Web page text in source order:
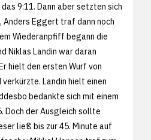
9:11. Dann aber setzten sich
Anders Eggert traf dann noch
Wiederanpfiff begann die
Niklas Landin war daran
hielt den ersten Wurf von
Landin hielt einen
bedankte sich mit einem
Doch der Ausgleich sollte
ließ bis zur 45. Minute auf